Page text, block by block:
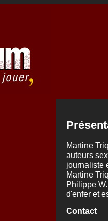
Martine
auteurs
journaliste
Martine
Philippe
d'enfer et
Contact